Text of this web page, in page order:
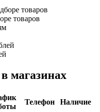
товаров
магазинах
Телефон Наличие